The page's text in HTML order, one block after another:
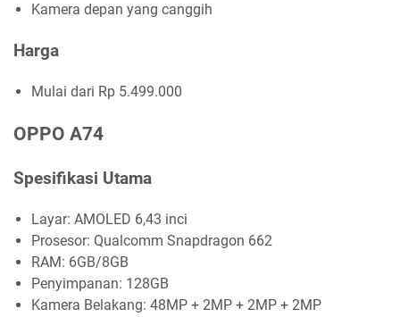
Kamera depan yang canggih
Harga
Mulai dari Rp 5.499.000
OPPO A74
Spesifikasi Utama
Layar: AMOLED 6,43 inci
Prosesor: Qualcomm Snapdragon 662
RAM: 6GB/8GB
Penyimpanan: 128GB
Kamera Belakang: 48MP + 2MP + 2MP + 2MP